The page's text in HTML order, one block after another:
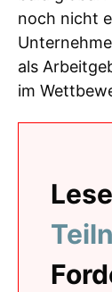
noch nicht
als
im